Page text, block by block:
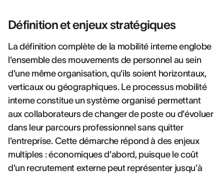
Définition et enjeux stratégiques
La définition complète de la mobilité interne englobe
l'ensemble des mouvements de personnel au sein
d'une même organisation, qu'ils soient horizontaux,
verticaux ou géographiques. Le processus mobilité
interne constitue un système organisé permettant
aux collaborateurs de changer de poste ou d'évoluer
dans leur parcours professionnel sans quitter
l'entreprise. Cette démarche répond à des enjeux
multiples : économiques d'abord, puisque le coût
d'un recrutement externe peut représenter jusqu'à